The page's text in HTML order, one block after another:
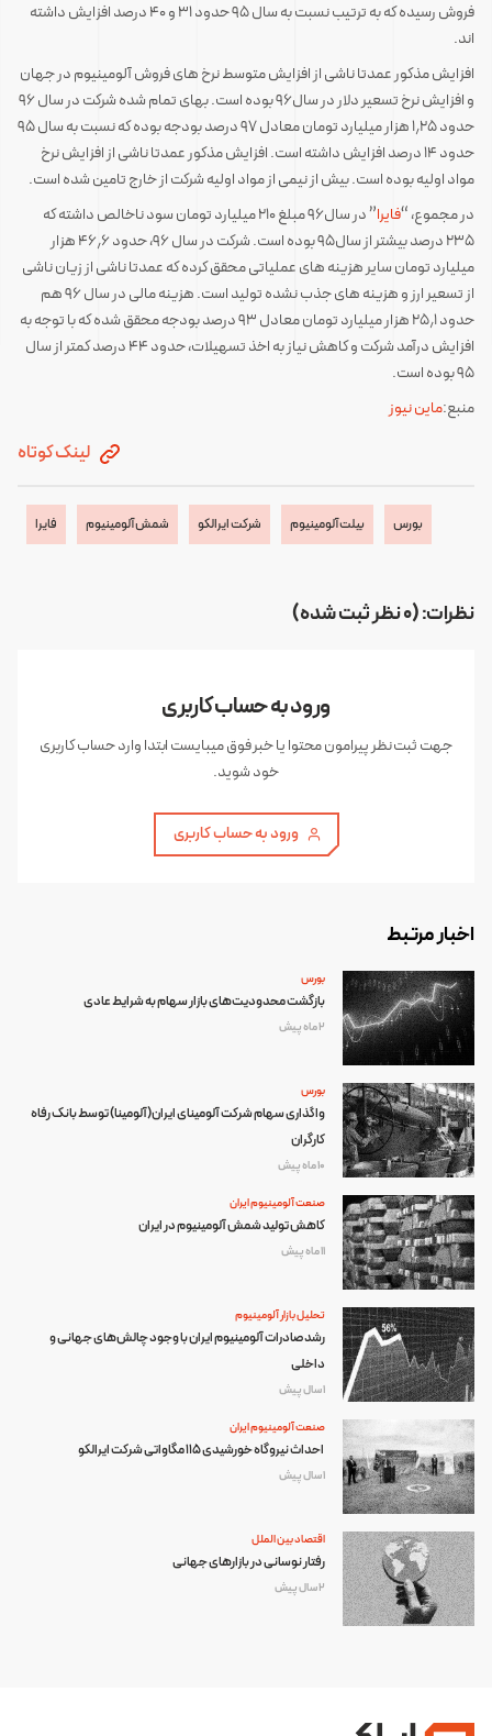
فروش رسیده که به ترتیب نسبت به سال ۹۵ حدود ۳۱ و ۴۰ درصد افزایش داشته
اند.
افزایش مذکور عمدتا ناشی از افزایش متوسط نرخ های فروش آلومینیوم در جهان
و افزایش نرخ تسعیر دلار در سال۹۶ بوده است. بهای تمام شده شرکت در سال ۹۶
حدود ۱٫۲۵ هزار میلیارد تومان معادل ۹۷ درصد بودجه بوده که نسبت به سال ۹۵
حدود ۱۴ درصد افزایش داشته است. افزایش مذکور عمدتا ناشی از افزایش نرخ
مواد اولیه بوده است. بیش از نیمی از مواد اولیه شرکت از خارج تامین شده است.
در مجموع، “فایرا
” در سال۹۶ مبلغ ۲۱۰ میلیارد تومان سود ناخالص داشته که
۲۳۵ درصد بیشتر از سال۹۵ بوده است. شرکت در سال ۹۶، حدود ۴۶٫۶ هزار
میلیارد تومان سایر هزینه های عملیاتی محقق کرده که عمدتا ناشی از زیان ناشی
از تسعیر ارز و هزینه های جذب نشده تولید است. هزینه مالی در سال ۹۶ هم
حدود ۲۵٫۱ هزار میلیارد تومان معادل ۹۳ درصد بودجه محقق شده که با توجه به
افزایش درآمد شرکت و کاهش نیاز به اخذ تسهیلات، حدود ۴۴ درصد کمتر از سال
۹۵ بوده است.
منبع:ماین نیوز
لینک کوتاه
بورس بیلت آلومینیوم شرکت ایرالکو شمش آلومینیوم فایرا
نظرات: (0 نظر ثبت شده)
ورود به حساب کاربری
جهت ثبت نظر پیرامون محتوا یا خبر فوق میبایست ابتدا وارد حساب کاربری
خود شوید.
ورود به حساب کاربری
اخبار مرتبط
بورس
بازگشت محدودیت‌های بازار سهام به شرایط عادی
2 ماه پیش
بورس
واگذاری سهام شرکت آلومینای ایران(آلومینا) توسط بانک رفاه
کارگران
10 ماه پیش
صنعت آلومینیوم ایران
کاهش تولید شمش آلومینیوم در ایران
11 ماه پیش
تحلیل بازار آلومینیوم
رشد صادرات آلومینیوم ایران با وجود چالش‌های جهانی و
داخلی
1 سال پیش
صنعت آلومینیوم ایران
احداث نیروگاه خورشیدی ۱۱۵ مگاواتی شرکت ایرالکو
1 سال پیش
اقتصاد بین الملل
رفتار نوسانی در بازارهای جهانی
2 سال پیش